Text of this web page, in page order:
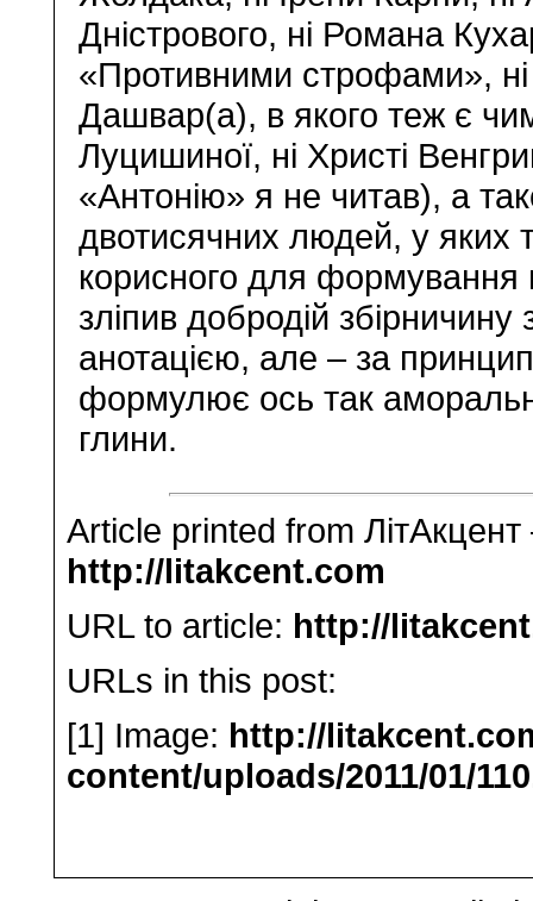
Дністрового, ні Романа
«Противними строфами»,
Дашвар(а), в якого теж є
Луцишиної, ні Христі
«Антонію» я не читав), а
двотисячних людей, у яких
корисного для
зліпив добродій
анотацією, але – за
формулює ось так
глини.
Article printed from ЛітАкцент
http://litakcent.com
URL to article: http://
URLs in this post:
[1] Image: http://
content/uploads/2011/01/